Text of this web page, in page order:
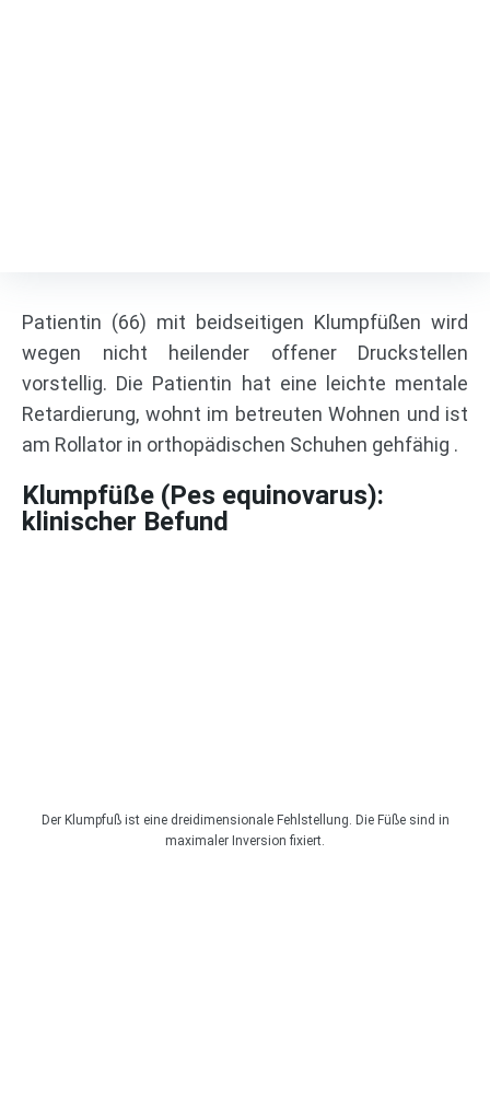
Patientin (66) mit beidseitigen Klumpfüßen wird
wegen nicht heilender offener Druckstellen
vorstellig. Die Patientin hat eine leichte mentale
Retardierung, wohnt im betreuten Wohnen und ist
am Rollator in orthopädischen Schuhen gehfähig .
Klumpfüße (Pes equinovarus):
klinischer Befund
Der Klumpfuß ist eine dreidimensionale Fehlstellung. Die Füße sind in
maximaler Inversion fixiert.